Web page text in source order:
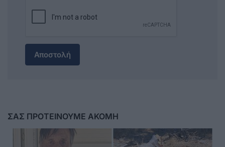
Αποστολή
ΣΑΣ ΠΡΟΤΕΙΝΟΥΜΕ ΑΚΟΜΗ